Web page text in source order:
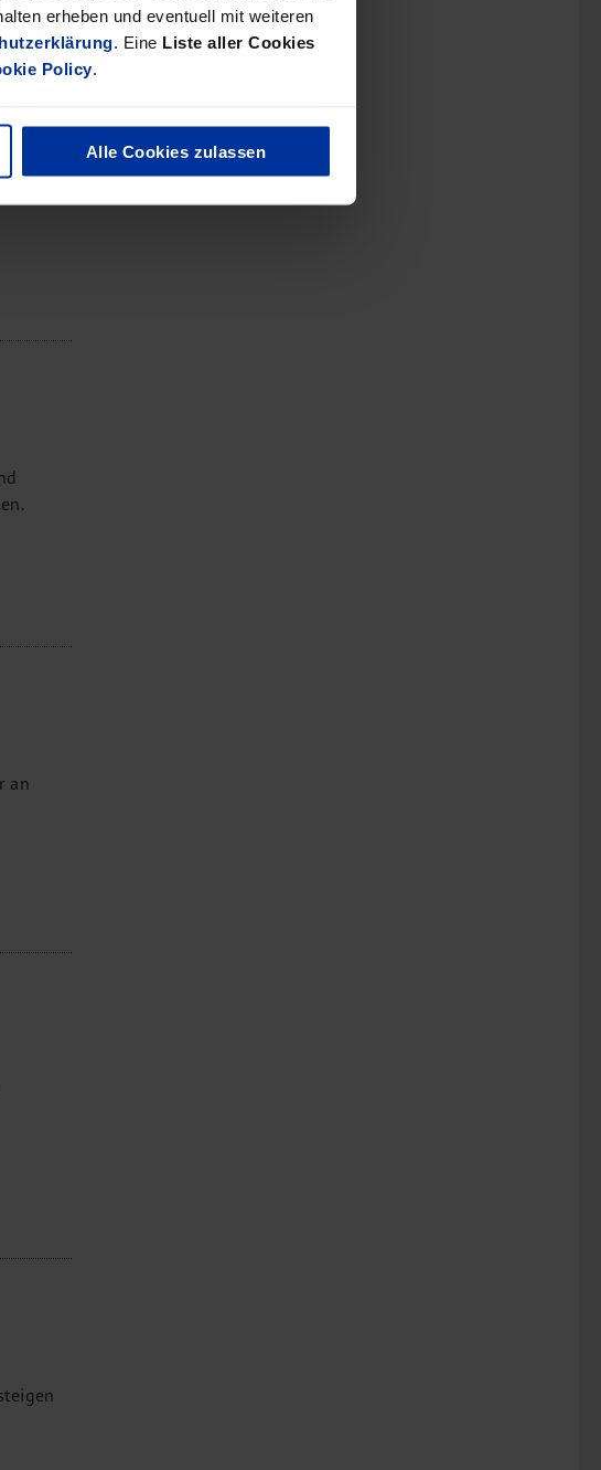
erheben und eventuell mit weiteren
. Eine Liste aller Cookies
Policy.
Alle Cookies zulassen
an